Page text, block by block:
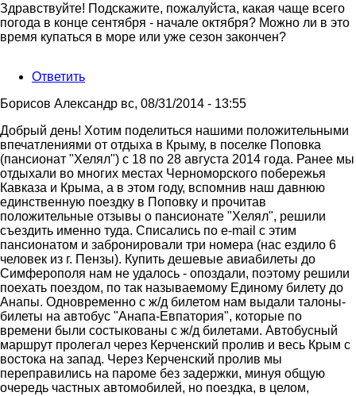
Здравствуйте! Подскажите, пожалуйста, какая чаще всего
погода в конце сентября - начале октября? Можно ли в это
время купаться в море или уже сезон закончен?
Ответить
Борисов Александр вс, 08/31/2014 - 13:55
Добрый день! Хотим поделиться нашими положительными
впечатлениями от отдыха в Крыму, в поселке Поповка
(пансионат "Хелял") с 18 по 28 августа 2014 года. Ранее мы
отдыхали во многих местах Черноморского побережья
Кавказа и Крыма, а в этом году, вспомнив наш давнюю
единственную поездку в Поповку и прочитав
положительные отзывы о пансионате "Хелял", решили
съездить именно туда. Списались по e-mail с этим
пансионатом и забронировали три номера (нас ездило 6
человек из г. Пензы). Купить дешевые авиабилеты до
Симферополя нам не удалось - опоздали, поэтому решили
поехать поездом, по так называемому Единому билету до
Анапы. Одновременно с ж/д билетом нам выдали талоны-
билеты на автобус "Анапа-Евпатория", которые по
времени были состыкованы с ж/д билетами. Автобусный
маршрут пролегал через Керченский пролив и весь Крым с
востока на запад. Через Керченский пролив мы
переправились на пароме без задержки, минуя общую
очередь частных автомобилей, но поездка, в целом,